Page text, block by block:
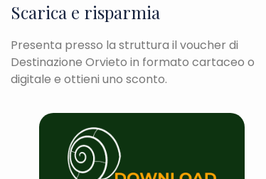
Scarica e risparmia
Presenta presso la struttura il voucher di
Destinazione Orvieto in formato cartaceo o
digitale e ottieni uno sconto.